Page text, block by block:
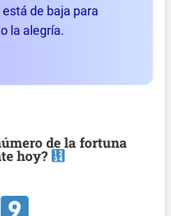
de baja para
la alegría.
de la fortuna
hoy?